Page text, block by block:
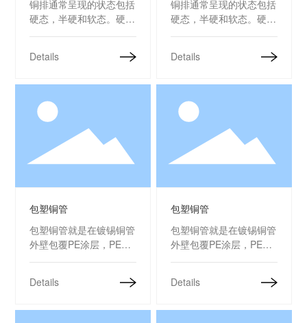
铜排通常呈现的状态包括
硬态，半硬和软态。硬态
或半硬或软态的铜排通常
备。镀锡后的铜排可有效
头的电阻。
Details
铜排通常呈现的状态包括
硬态，半硬和软态。硬态
或半硬或软态的铜排通常
备。镀锡后的铜排可有效
头的电阻。
Details
包塑铜管
包塑铜管就是在镀锡铜管
外壁包覆PE涂层，PE层
厚度一般在0.2-
效防止铜管氧化，减少噪
Details
包塑铜管
包塑铜管
包塑铜管就是在镀锡铜管
外壁包覆PE涂层，PE层
厚度一般在0.2-
效防止铜管氧化，减少噪
Details
包塑铜管